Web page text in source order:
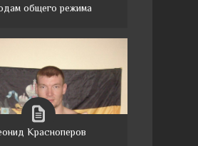
общего режима
Красноперов